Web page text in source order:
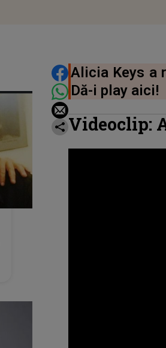
DISTRIBUIE
Alicia Keys a
Dă-i play aici!
Videoclip: